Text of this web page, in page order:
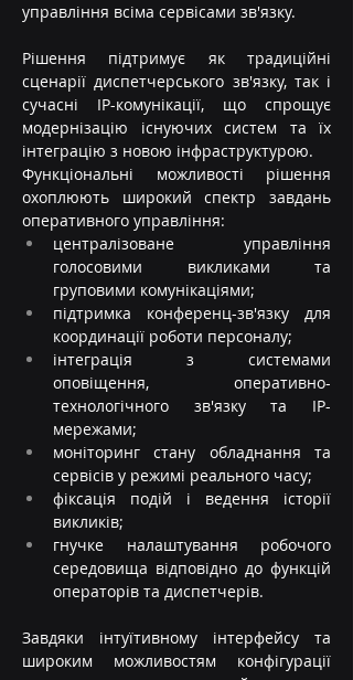
управління всіма сервісами зв'язку.
Рішення підтримує як традиційні
сценарії диспетчерського зв'язку, так і
сучасні IP-комунікації, що спрощує
модернізацію існуючих систем та їх
інтеграцію з новою інфраструктурою.
Функціональні можливості рішення
охоплюють широкий спектр завдань
оперативного управління:
централізоване управління
голосовими викликами та
груповими комунікаціями;
підтримка конференц-зв'язку для
координації роботи персоналу;
інтеграція з системами
оповіщення, оперативно-
технологічного зв'язку та IP-
мережами;
моніторинг стану обладнання та
сервісів у режимі реального часу;
фіксація подій і ведення історії
викликів;
гнучке налаштування робочого
середовища відповідно до функцій
операторів та диспетчерів.
Завдяки інтуїтивному інтерфейсу та
широким можливостям конфігурації